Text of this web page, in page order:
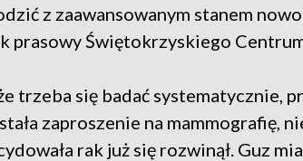
z zaawansowanym stanem
prasowy Świętokrzyskiego
trzeba się badać systematycznie,
zaproszenie na mammografię,
rak już się rozwinął. Guz